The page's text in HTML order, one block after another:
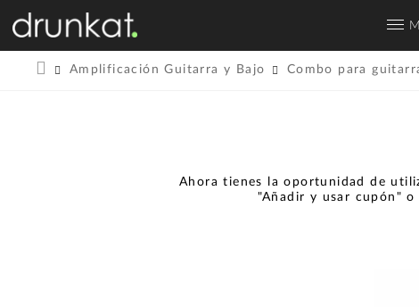
Amplificación Guitarra y Bajo Combo para
Ahora tienes la oportunidad de
"Añadir y usar cupón"